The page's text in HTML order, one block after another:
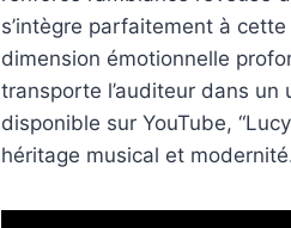
s’intègre parfaitement à
dimension émotionnelle
transporte l’auditeur dans un
disponible sur YouTube,
héritage musical et